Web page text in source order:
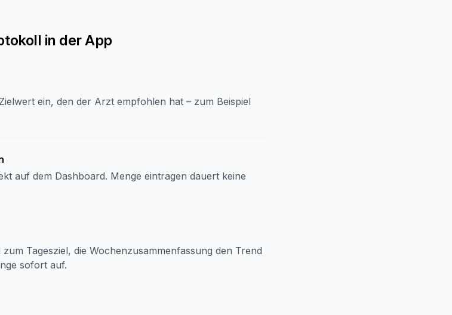
in der App
ein, den der Arzt empfohlen hat – zum Beispiel
auf dem Dashboard. Menge eintragen dauert keine
Tagesziel, die Wochenzusammenfassung den Trend
sofort auf.